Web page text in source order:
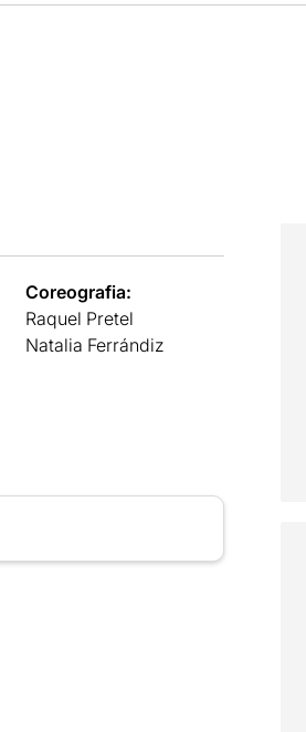
Coreografia:
Raquel Pretel
Natalia Ferrándiz